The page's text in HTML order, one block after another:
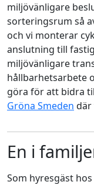
miljövänligare
sorteringsrum så
och vi monterar
anslutning till
miljövänligare
hållbarhetsarbete
göra för att bidra
Gröna Smeden där
En i
Som hyresgäst